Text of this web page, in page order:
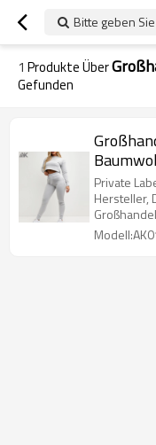
Bitte geben
1 Produkte Über
Gefunden
Private
Hersteller,